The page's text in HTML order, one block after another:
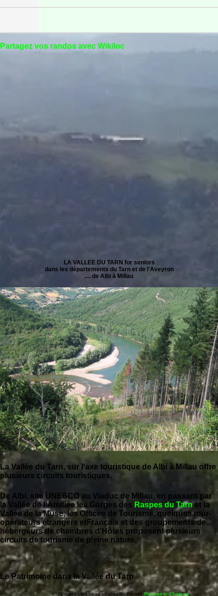
Partagez vos randos avec Wikiloc
LA VALLEE DU TARN for seniors
dans les départements du Tarn et de l'Aveyron
.... de Albi à Millau
La Vallée du Tarn, sur l'axe touristique de Albi à Millau offre
plusieurs circuits touristiques.
De Albi, site UNESCO au Viaduc de Millau, en passant par
la Vallée de l'Amitiée les Gorges des Raspes du Tarnet la
Vallée de la Muse, les Offices de Tourisme, quelques tour-
opérateurs étrangers etFrançais et des groupements de
hébergeurs de chambres d'Hôtes proposent plusieurs
circuits de tourisme de pleine nature.
Le Patrimoine dans la Vallée du Tarn
l'Un des plus beau villages de France Brousse-le-Chateau